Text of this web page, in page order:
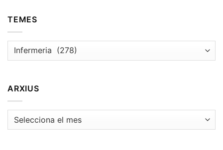
TEMES
Temes
ARXIUS
Arxius